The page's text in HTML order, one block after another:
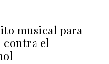
musical para
contra el